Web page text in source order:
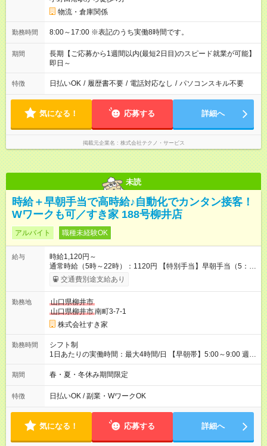
物流・倉庫関係
勤務時間 8:00～17:00 ※表記のうち実働8時間です。
期間
長期【ご応募から1週間以内(最短2日目)のスピード就業が可能】
即日～
特徴 日払いOK / 履歴書不要 / 電話対応なし / パソコンスキル不要
気になる！ 応募する 詳細へ
掲載元企業名 株式会社テクノ・サービス
未読
時給＋早朝手当で高時給♪自動化でカンタン接客！
Wワークも可／すき家 188号柳井店
アルバイト 職種未経験OK
給与
時給1,120円～
通常時給（5時～22時）：1120円 【特別手当】早朝手当（5：
00-9：00）時給+150円 【試用期間】試用期間あり 試用期間の
長さ：1ヶ月 雇用形態、給与は本採用時と同じです。 試用期間
させていただきます。 研修制度あり：15時間(研修中も同時給）
交通費別途支給あり
勤務地
山口県柳井市
山口県柳井市南町3-7-1
株式会社すき家
勤務時間
シフト制
1日あたりの実働時間：最大4時間/日 【早朝帯】5:00～9:00 週2
日～・1日2h～OK◎ 勤務時間や曜日はご相談ください。
期間 春・夏・冬休み期間限定
特徴 日払いOK / 副業・WワークOK
気になる！ 応募する 詳細へ